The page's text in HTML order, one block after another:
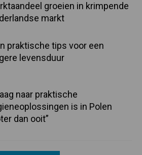
groeien in krimpende
markt
praktische tips voor een
levensduur
naar praktische
is in Polen
dan ooit”